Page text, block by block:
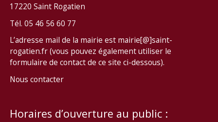
17220 Saint Rogatien
Tél. 05 46 56 60 77
L’adresse mail de la mairie est mairie[@]saint-
rogatien.fr (vous pouvez également utiliser le
formulaire de contact de ce site ci-dessous).
Nous contacter
Horaires d’ouverture au public :